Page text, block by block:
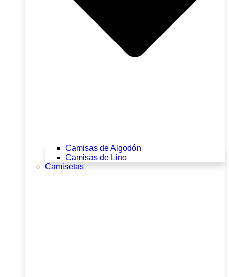
Camisas de Algodón
Camisas de Lino
Camisetas